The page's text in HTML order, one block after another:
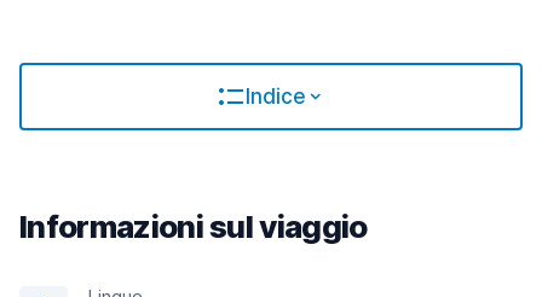
Indice
Informazioni sul viaggio